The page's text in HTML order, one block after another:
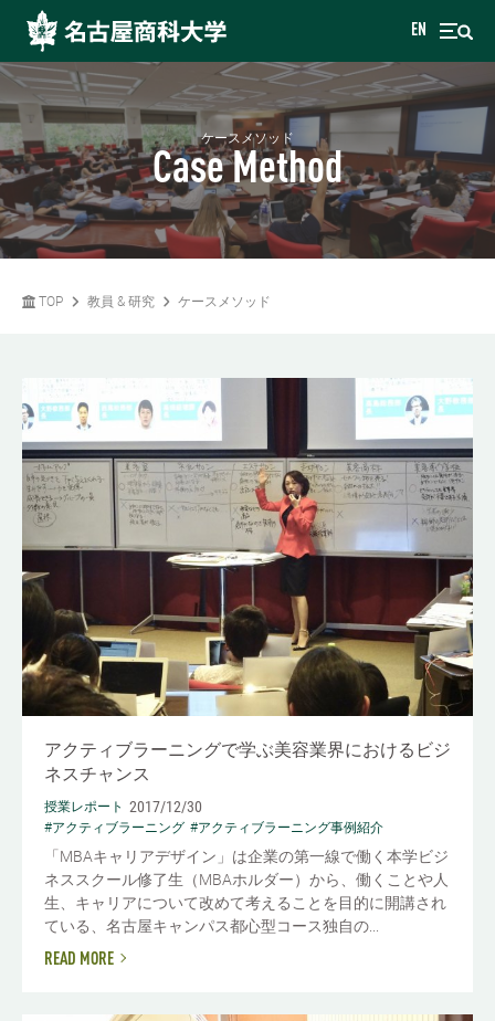
EN
ケースメソッド
Case Method
TOP 教員 & 研究 ケースメソッド
アクティブラーニングで学ぶ美容業界におけるビジ
ネスチャンス
授業レポート 2017/12/30
#アクティブラーニング #アクティブラーニング事例紹介
「MBAキャリアデザイン」は企業の第一線で働く本学ビジ
ネススクール修了生（MBAホルダー）から、働くことや人
生、キャリアについて改めて考えることを目的に開講され
ている、名古屋キャンパス都心型コース独自の...
READ MORE